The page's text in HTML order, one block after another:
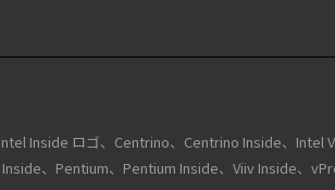
Inside ロゴ、Centrino、Centrino Inside、
、Pentium、Pentium Inside、Viiv Inside、